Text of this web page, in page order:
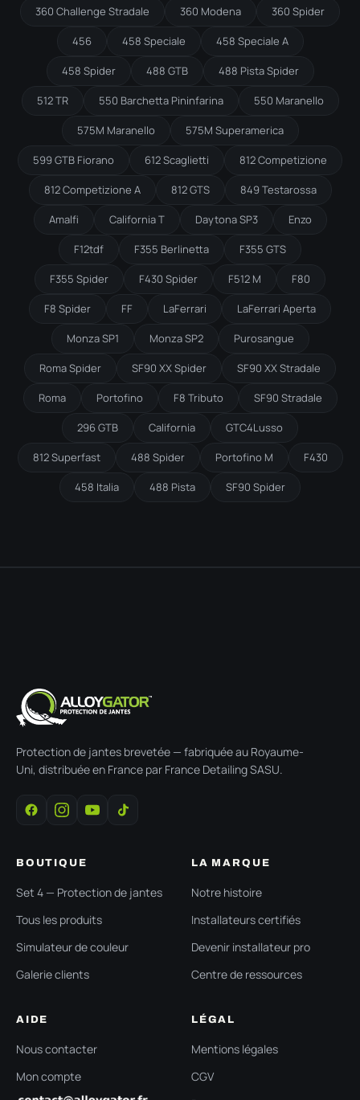
360 Challenge Stradale 360 Modena 360 Spider
456 458 Speciale 458 Speciale A
458 Spider 488 GTB 488 Pista Spider
512 TR 550 Barchetta Pininfarina 550 Maranello
575M Maranello 575M Superamerica
599 GTB Fiorano 612 Scaglietti 812 Competizione
812 Competizione A 812 GTS 849 Testarossa
Amalfi California T Daytona SP3 Enzo
F12tdf F355 Berlinetta F355 GTS
F355 Spider F430 Spider F512 M F80
F8 Spider FF LaFerrari LaFerrari Aperta
Monza SP1 Monza SP2 Purosangue
Roma Spider SF90 XX Spider SF90 XX Stradale
Roma Portofino F8 Tributo SF90 Stradale
296 GTB California GTC4Lusso
812 Superfast 488 Spider Portofino M F430
458 Italia 488 Pista SF90 Spider
Protection de jantes brevetée — fabriquée au Royaume-
Uni, distribuée en France par France Detailing SASU.
BOUTIQUE
Set 4 — Protection de jantes
Tous les produits
Simulateur de couleur
Galerie clients
LA MARQUE
Notre histoire
Installateurs certifiés
Devenir installateur pro
Centre de ressources
AIDE
Nous contacter
Mon compte
LÉGAL
Mentions légales
CGV